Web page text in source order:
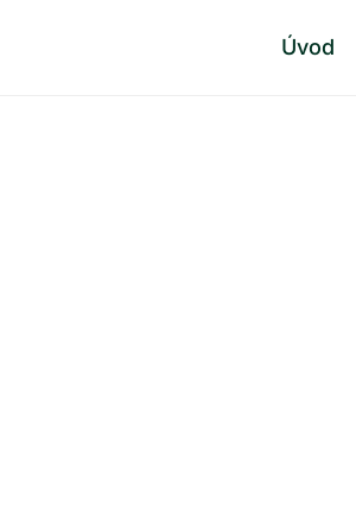
Úvod